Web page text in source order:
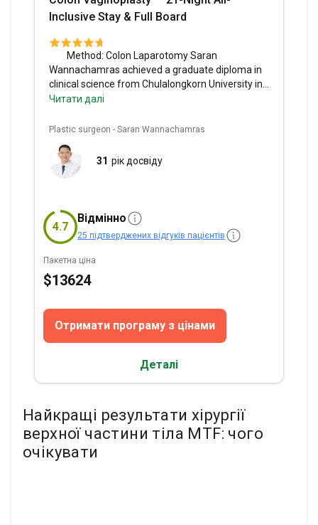
Inclusive Stay & Full Board
Plastic surgeon - Saran Wannachamras
31 рік досвіду
Method: Colon LaparotomySaran
Wannachamras achieved a graduate diploma in
clinical science from Chulalongkorn University in
1993.Wansiri Hospital provides comprehensive
advanced techniques and personalized care.
video or text consultation, general anesthesia,
preoperative tests, blood tests, follow-up
hotel stay, transfer airport-hotel-clinic-airport.
Stay Info: 7 days in the hospital, 14 days in the
hotel, included in the price.
Читати далі
4.7
Відмінно
25 підтверджених відгуків пацієнтів
Пакетна ціна
$13624
Отримати програму з цінами
Деталі
Найкращі результати хірургії
верхної частини тіла MTF: чого
очікувати